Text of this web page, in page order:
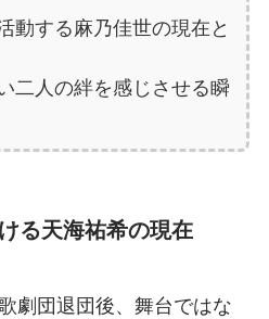
動する麻乃佳世の現在と
二人の絆を感じさせる瞬
る天海祐希の現在
劇団退団後、舞台ではな